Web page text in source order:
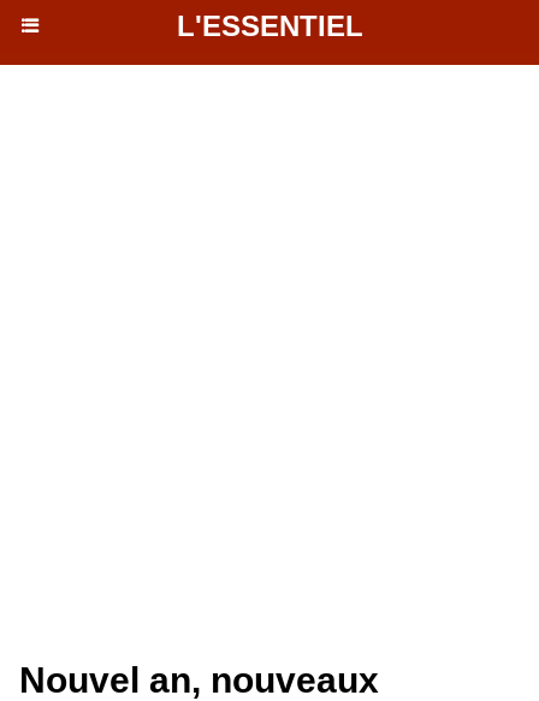
L'ESSENTIEL
Nouvel an, nouveaux